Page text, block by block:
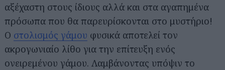
αξέχαστη στους ίδιους αλλά και στα αγαπημένα
πρόσωπα που θα παρευρίσκονται στο μυστήριο!
Ο στολισμός γάμου φυσικά αποτελεί τον
ακρογωνιαίο λίθο για την επίτευξη ενός
ονειρεμένου γάμου. Λαμβάνοντας υπόψιν το